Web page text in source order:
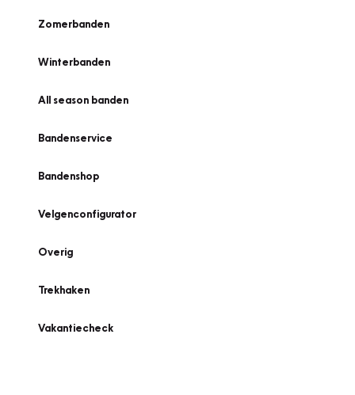
Zomerbanden
Winterbanden
All season banden
Bandenservice
Bandenshop
Velgenconfigurator
Overig
Trekhaken
Vakantiecheck